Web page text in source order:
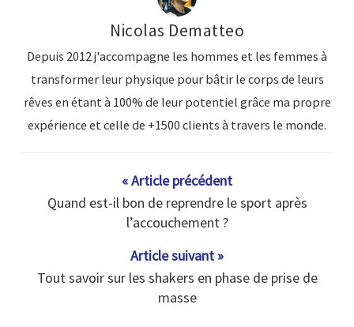
Nicolas Dematteo
Depuis 2012 j'accompagne les hommes et les femmes à
transformer leur physique pour bâtir le corps de leurs
rêves en étant à 100% de leur potentiel grâce ma propre
expérience et celle de +1500 clients à travers le monde.
« Article précédent
Quand est-il bon de reprendre le sport après
l’accouchement ?
Article suivant »
Tout savoir sur les shakers en phase de prise de
masse